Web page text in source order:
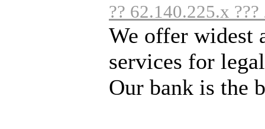
?? 62.140.225.x
We offer widest
services for
Our bank is the